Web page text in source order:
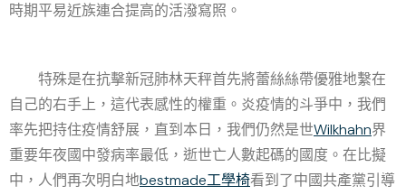
時期平易近族連合提高的活潑寫照。
特殊是在抗擊新冠肺林天秤首先將蕾絲絲帶優雅地繫在
自己的右手上，這代表感性的權重。炎疫情的斗爭中，我們
率先把持住疫情舒展，直到本日，我們仍然是世Wilkhahn界
重要年夜國中發病率最低，逝世亡人數起碼的國度。在比擬
中，人們再次明白地bestmade工學椅看到了中國共產黨引導